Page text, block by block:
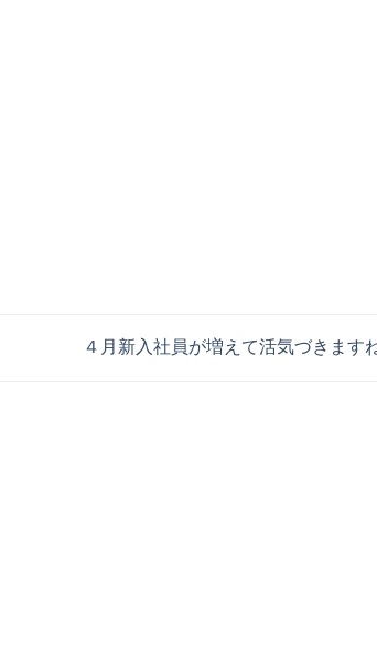
４月新入社員が増えて活気づきます